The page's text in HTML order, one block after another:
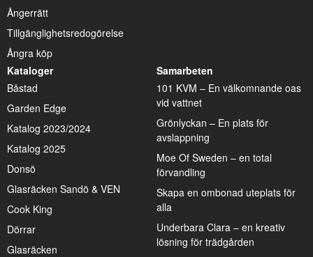
Ångerrätt
Tillgänglighetsredogörelse
Ångra köp
Kataloger
Båstad
Garden Edge
Katalog 2023/2024
Katalog 2025
Donsö
Glasräcken Sandö & VEN
Cook King
Dörrar
Glasräcken
Samarbeten
101 KVM – En välkomnande oas
vid vattnet
Grönlyckan – En plats för
avslappning
Moe Of Sweden – en total
förvandling
Skapa en ombonad uteplats för
alla
Underbara Clara – en kreativ
lösning för trädgården